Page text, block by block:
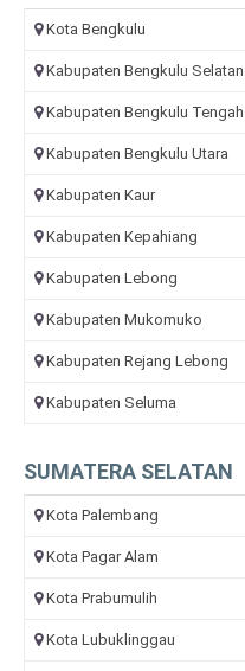
Kota Bengkulu
Kabupaten Bengkulu Selatan
Kabupaten Bengkulu Tengah
Kabupaten Bengkulu Utara
Kabupaten Kaur
Kabupaten Kepahiang
Kabupaten Lebong
Kabupaten Mukomuko
Kabupaten Rejang Lebong
Kabupaten Seluma
SUMATERA SELATAN
Kota Palembang
Kota Pagar Alam
Kota Prabumulih
Kota Lubuklinggau